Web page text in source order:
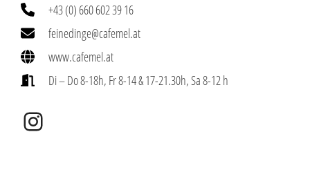
+43 (0) 660 602 39 16
feinedinge@cafemel.at
www.cafemel.at
Di – Do 8-18h, Fr 8-14 & 17-21.30h, Sa 8-12 h
Instagram